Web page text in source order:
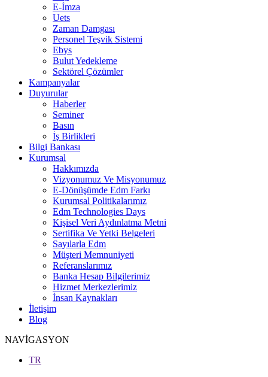
E-İmza
Uets
Zaman Damgası
Personel Teşvik Sistemi
Ebys
Bulut Yedekleme
Sektörel Çözümler
Kampanyalar
Duyurular
Haberler
Seminer
Basın
İş Birlikleri
Bilgi Bankası
Kurumsal
Hakkımızda
Vizyonumuz Ve Misyonumuz
E-Dönüşümde Edm Farkı
Kurumsal Politikalarımız
Edm Technologies Days
Kişisel Veri Aydınlatma Metni
Sertifika Ve Yetki Belgeleri
Sayılarla Edm
Müşteri Memnuniyeti
Referanslarımız
Banka Hesap Bilgilerimiz
Hizmet Merkezlerimiz
İnsan Kaynakları
İletişim
Blog
NAVİGASYON
TR